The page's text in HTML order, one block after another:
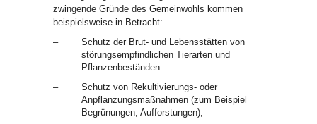
zwingende Gründe des Gemeinwohls kommen
beispielsweise in Betracht:
–
Schutz der Brut- und Lebensstätten von
störungsempfindlichen Tierarten und
Pflanzenbeständen
–
Schutz von Rekultivierungs- oder
Anpflanzungsmaßnahmen (zum Beispiel
Begrünungen, Aufforstungen),